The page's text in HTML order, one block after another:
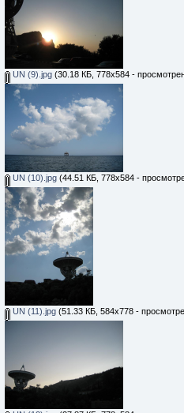
UN (9).jpg (30.18 КБ, 778x584 -
UN (10).jpg (44.51 КБ, 778x584 -
UN (11).jpg (51.33 КБ, 584x778 -